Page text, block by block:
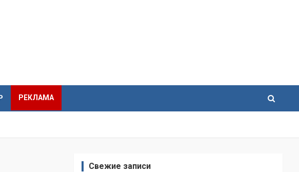
РЕКЛАМА
Свежие записи